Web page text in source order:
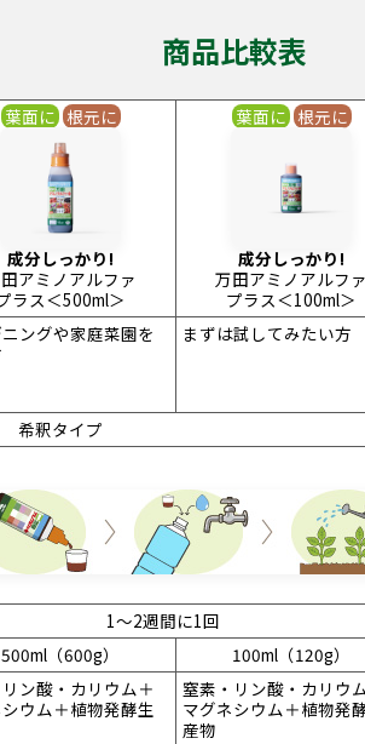
商品比較表
葉面に根元に
成分しっかり!
アミノアルファ
ラス＜500ml＞
葉面に根元に
成分しっかり!
万田アミノアルファ
プラス＜100ml＞
ングや家庭菜園を
まずは試してみたい方
希釈タイプ
1～2週間に1回
500ml（600g） 100ml（120g）
ン酸・カリウム＋
ウム＋植物発酵生
窒素・リン酸・カリウ
マグネシウム＋植物発
産物